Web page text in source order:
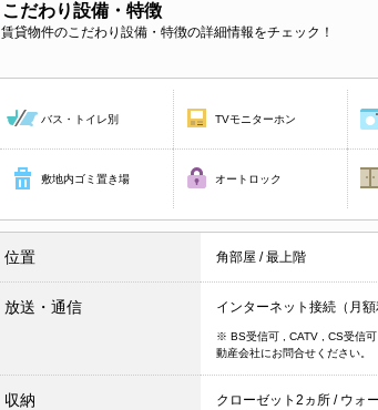
こだわり設備・特徴
賃貸物件のこだわり設備・特徴の詳細情報をチェック！
バス・トイレ別 TVモニターホン
敷地内ゴミ置き場 オートロック
位置 角部屋 /最上階
放送・通信 インターネット接続（月額
※ BS受信可 , CATV , CS受信
動産会社にお問合せください。
収納 クローゼット2ヵ所 / ウォ